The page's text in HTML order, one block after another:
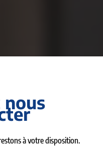
nous
à votre disposition.